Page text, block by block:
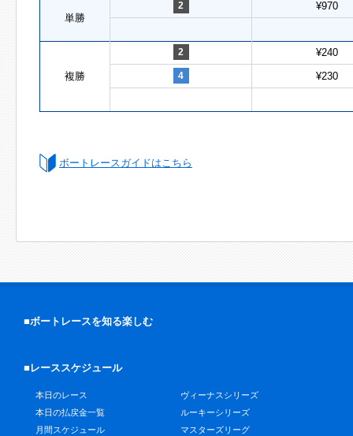
単勝
2 ¥970
複勝
2 ¥240
4 ¥230
ボートレースガイドはこちら
■ボートレースを知る楽しむ
■レーススケジュール
本日のレース
本日の払戻金一覧
月間スケジュール
ヴィーナスシリーズ
ルーキーシリーズ
マスターズリーグ